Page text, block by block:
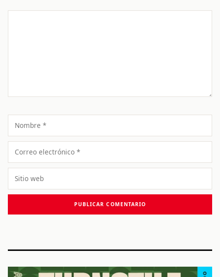
Nombre
Correo
electrónico
Sitio
web